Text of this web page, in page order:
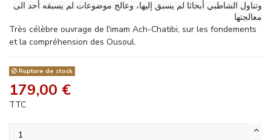
وتناول الشاطبي أبحاثا لم يسبق إليها، وعالج موضوعات لم يسبقه أحد الى
معالجتها
Très célèbre ouvrage de l'imam Ach-Chatibi, sur les fondements
et la compréhension des Ousoul.
Rupture de stock
179,00 €
TTC